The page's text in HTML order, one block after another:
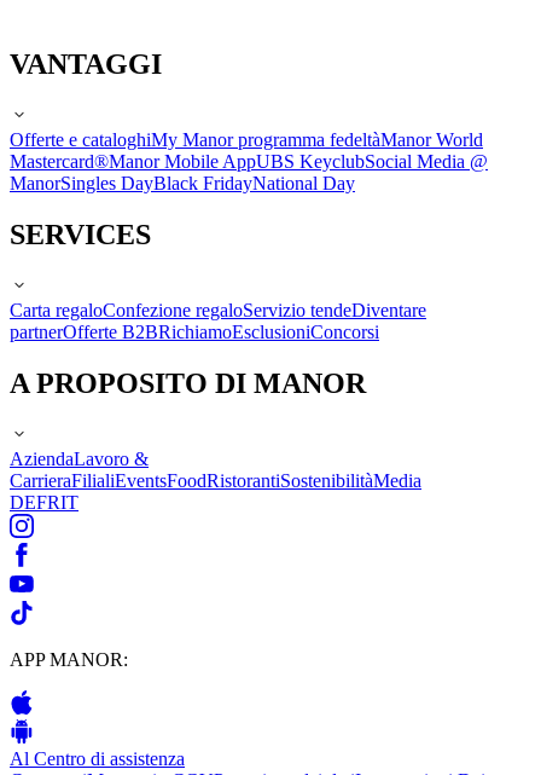
VANTAGGI
Offerte e cataloghiMy Manor programma fedeltàManor World
Mastercard®Manor Mobile AppUBS KeyclubSocial Media @
ManorSingles DayBlack FridayNational Day
SERVICES
Carta regaloConfezione regaloServizio tendeDiventare
partnerOfferte B2BRichiamoEsclusioniConcorsi
A PROPOSITO DI MANOR
AziendaLavoro &
CarrieraFilialiEventsFoodRistorantiSostenibilitàMedia
DEFRIT
APP MANOR:
Al Centro di assistenza